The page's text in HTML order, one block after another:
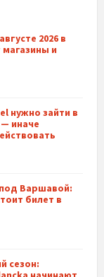
2026 в
и
нужно зайти в
иначе
Варшавой:
билет в
сезон: